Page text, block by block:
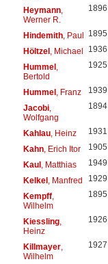
Heymann,
Werner R.
1896
Hindemith, Paul 1895
Höltzel, Michael 1936
Hummel,
Bertold
1925
Hummel, Franz 1939
Jacobi,
Wolfgang
1894
Kahlau, Heinz 1931
Kahn, Erich Itor 1905
Kaul, Matthias 1949
Kelkel, Manfred 1929
Kempff,
Wilhelm
1895
Kiessling,
Heinz
1926
Killmayer,
Wilhelm
1927